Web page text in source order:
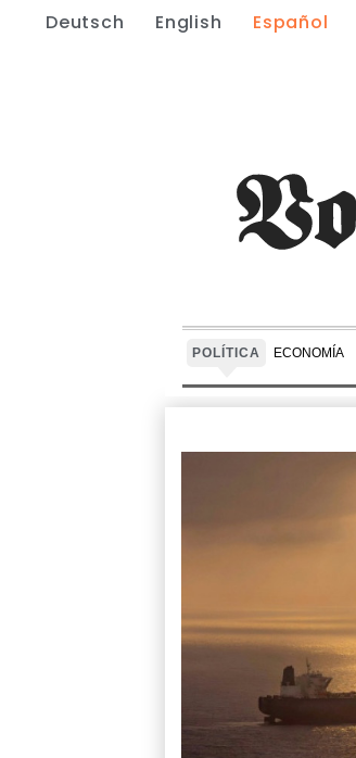
Deutsch English Español
POLÍTICA ECONOMÍA